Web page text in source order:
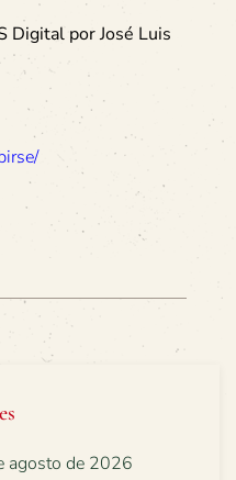
Digital por José Luis
agosto de 2026